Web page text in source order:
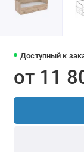
Доступный к
от 11